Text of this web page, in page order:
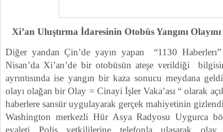
Xi’an Uluştırma İdaresinin Otobüs Yangını
Diğer yandan Çin’de yayın yapan “1130
Nisan’da Xi’an’de bir otobüsün ateşe verildiği
ayrıntısında ise yangın bir kaza sonucu meydana
olayı olağan bir Olay = Cinayi İşler Vaka’ası “ olarak
haberlere sansür uygulayarak gerçek mahiyetinin
Washington merkezli Hür Asya Radyosu Uygurca
eyaleti Polis yetkililerine telefonla ulaşarak